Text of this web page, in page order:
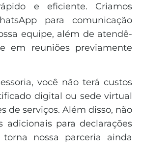
e eficiente. Criamos
para comunicação
equipe, além de atendê-
em reuniões previamente
você não terá custos
digital ou sede virtual
de serviços. Além disso, não
adicionais para declarações
nossa parceria ainda